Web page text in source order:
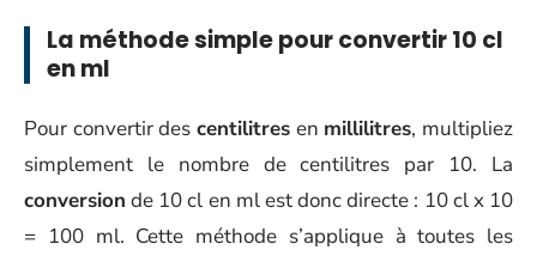
La méthode simple pour convertir 10 cl
en ml
Pour convertir des centilitres en millilitres, multipliez
simplement le nombre de centilitres par 10. La
conversion de 10 cl en ml est donc directe : 10 cl x 10
= 100 ml. Cette méthode s’applique à toutes les